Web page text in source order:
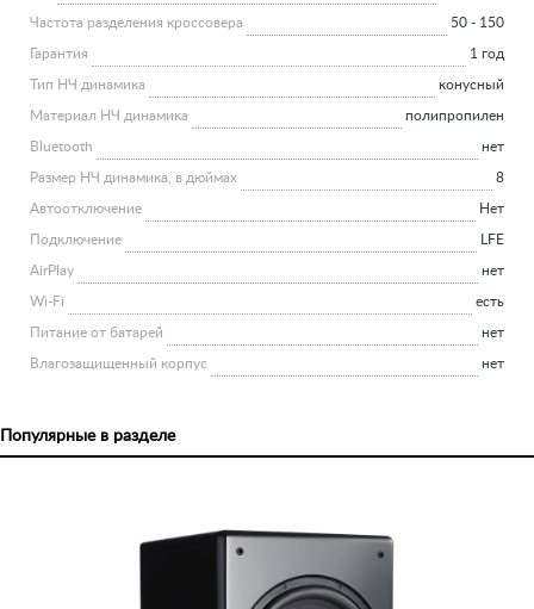
Частота разделения кроссовера 50 - 150
Гарантия 1 год
Тип НЧ динамика конусный
Материал НЧ динамика полипропилен
Bluetooth нет
Размер НЧ динамика, в дюймах 8
Автоотключение Нет
Подключение LFE
AirPlay нет
Wi-Fi есть
Питание от батарей нет
Влагозащищенный корпус нет
Популярные в разделе